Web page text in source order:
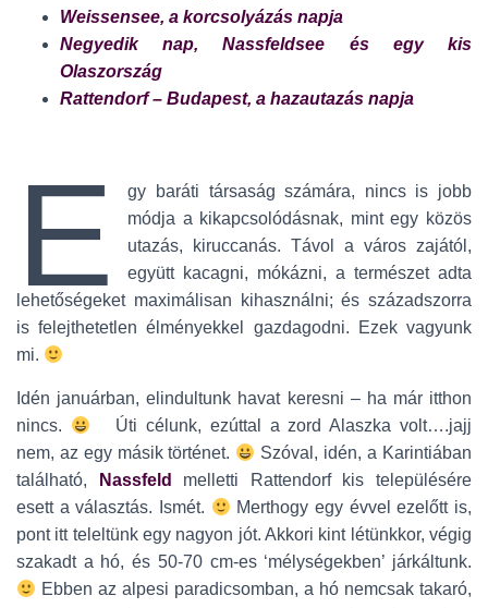
Weissensee, a korcsolyázás napja
Negyedik nap, Nassfeldsee és egy kis
Olaszország
Rattendorf – Budapest, a hazautazás napja
E
gy baráti társaság számára, nincs is jobb
módja a kikapcsolódásnak, mint egy közös
utazás, kiruccanás. Távol a város zajától,
együtt kacagni, mókázni, a természet adta
lehetőségeket maximálisan kihasználni; és századszorra
is felejthetetlen élményekkel gazdagodni. Ezek vagyunk
mi.
Idén januárban, elindultunk havat keresni – ha már itthon
nincs.
Úti célunk, ezúttal a zord Alaszka volt….jajj
nem, az egy másik történet.
Szóval, idén, a Karintiában
található,
Nassfeld
melletti Rattendorf kis településére
esett a választás. Ismét.
Merthogy egy évvel ezelőtt is,
pont itt teleltünk egy nagyon jót. Akkori kint létünkkor, végig
szakadt a hó, és 50-70 cm-es ‘mélységekben’ járkáltunk.
Ebben az alpesi paradicsomban, a hó nemcsak takaró,